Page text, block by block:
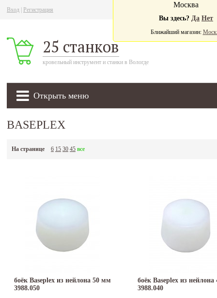
Вход Регистрация
25 станков
кровельный инструмент и станки в Вологде
Открыть меню
Москва
Вы здесь? Да Нет
Ближайший магазин:
BASEPLEX
На странице 6 15 30 45 все
боёк Baseplex из нейлона 50 мм
3988.050
боёк Baseplex из
3988.040